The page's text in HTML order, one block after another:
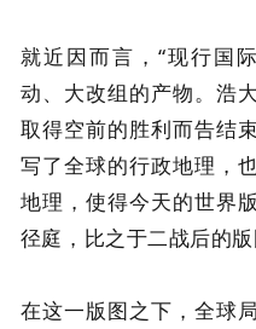
就近因而言，“现行国
动、大改组的产物。浩
取得空前的胜利而告结
写了全球的行政地理，
地理，使得今天的世界
径庭，比之于二战后的版
在这一版图之下，全球